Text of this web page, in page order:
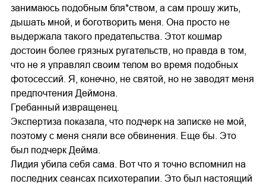
занимаюсь подобным бля*ством, а сам прошу жить,
дышать мной, и боготворить меня. Она просто не
выдержала такого предательства. Этот кошмар
достоин более грязных ругательств, но правда в том,
что не я управлял своим телом во время подобных
фотосессий. Я, конечно, не святой, но не заводят меня
предпочтения Деймона.
Гребанный извращенец.
Экспертиза показала, что подчерк на записке не мой,
поэтому с меня сняли все обвинения. Еще бы. Это
был подчерк Дейма.
Лидия убила себя сама. Вот что я точно вспомнил на
последних сеансах психотерапии. Это был настоящий